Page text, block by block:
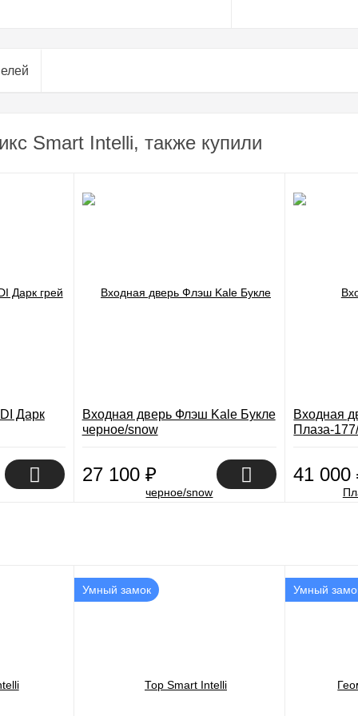
Smart Intelli, также купили
Дарк
Входная дверь Флэш Kale Букле
черное/snow
27 100 ₽
Входная
Плаза-
41 000
Умный замок Умный